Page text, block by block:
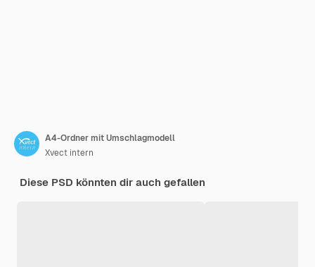
A4-Ordner mit Umschlagmodell
Xvect intern
Diese PSD könnten dir auch gefallen